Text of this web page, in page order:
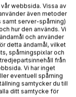
“command and
that people
in order to
tends to
people at work
very nature and
energizes us. If
webbsida. Vissa av
även metoder
server-spårning)
hur den används. Vi
och använder
detta ändamål, vilket
spårningspixlar och
från
Vi har inget
eventuell spårning
samtycker du till
ditt samtycke för